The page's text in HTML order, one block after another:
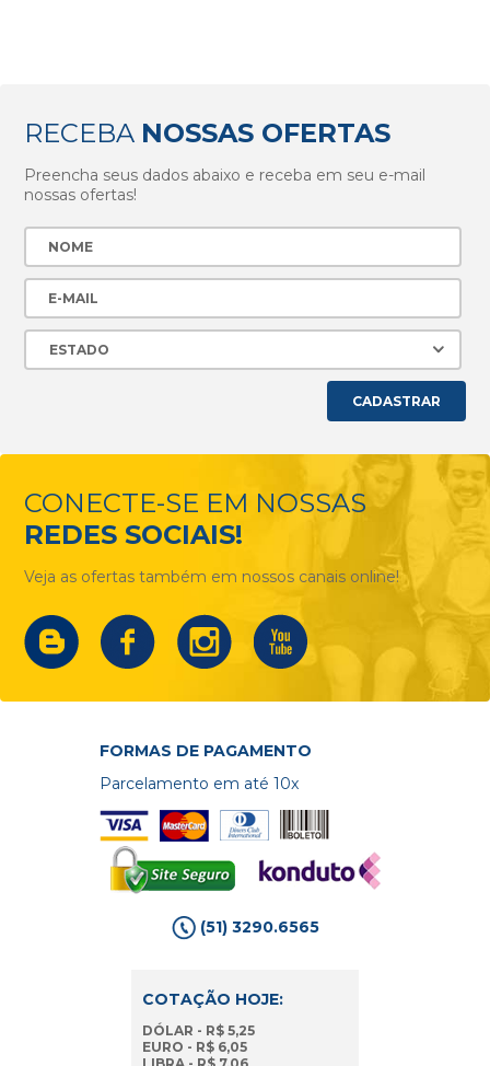
RECEBA NOSSAS OFERTAS
Preencha seus dados abaixo e receba em seu e-mail
nossas ofertas!
CADASTRAR
CONECTE-SE EM NOSSAS
REDES SOCIAIS!
Veja as ofertas também em nossos canais online!
FORMAS DE PAGAMENTO
Parcelamento em até 10x
(51) 3290.6565
COTAÇÃO HOJE:
DÓLAR - R$ 5,25
EURO - R$ 6,05